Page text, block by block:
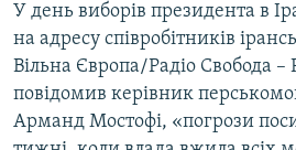
ІНФОГРАФІКА
ДОЛУЧАЙСЯ!
Усі сайти RFE/RL
У день виборів президента в
на адресу співробітників
Вільна Європа/Радіо Свобода –
повідомив керівник
Арманд Мостофі, «погрози